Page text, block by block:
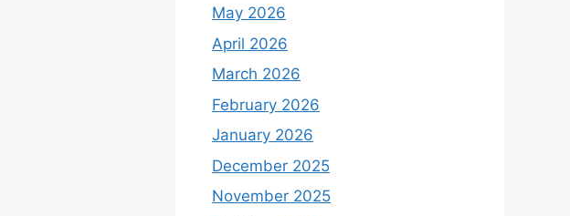
May 2026
April 2026
March 2026
February 2026
January 2026
December 2025
November 2025